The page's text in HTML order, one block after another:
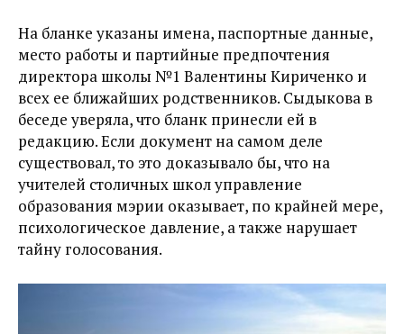
На бланке указаны имена, паспортные данные,
место работы и партийные предпочтения
директора школы №1 Валентины Кириченко и
всех ее ближайших родственников. Сыдыкова в
беседе уверяла, что бланк принесли ей в
редакцию. Если документ на самом деле
существовал, то это доказывало бы, что на
учителей столичных школ управление
образования мэрии оказывает, по крайней мере,
психологическое давление, а также нарушает
тайну голосования.